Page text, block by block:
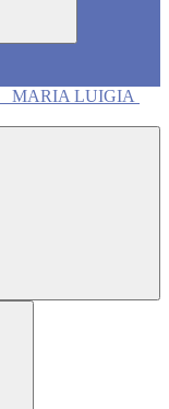
MARIA LUIGIA